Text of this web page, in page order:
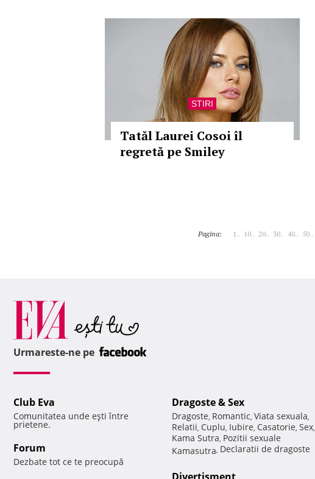
STIRI
Tatăl Laurei Cosoi îl
regretă pe Smiley
Pagina: 1.. 10.. 20.. 30.. 40.. 50..
Urmareste-ne pe
Club Eva
Comunitatea unde eşti între
prietene.
Forum
Dezbate tot ce te preocupă
Dragoste & Sex
Dragoste, Romantic, Viata sexuala,
Relatii, Cuplu, Iubire, Casatorie, Sex,
Kama Sutra, Pozitii sexuale
Kamasutra, Declaratii de dragoste